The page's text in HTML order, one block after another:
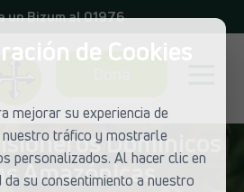
de Cookies
mejorar su experiencia de
nuestro tráfico y mostrarle
personalizados. Al hacer clic en
da su consentimiento a nuestro
un Bizum al 01976
Dominicos
Amazónicas